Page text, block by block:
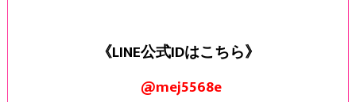
《LINE公式IDはこちら》
@mej5568e